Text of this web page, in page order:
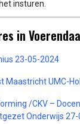
insturen.
in
23-05-2024
Maastricht UMC-
/CKV –
Onderwijs